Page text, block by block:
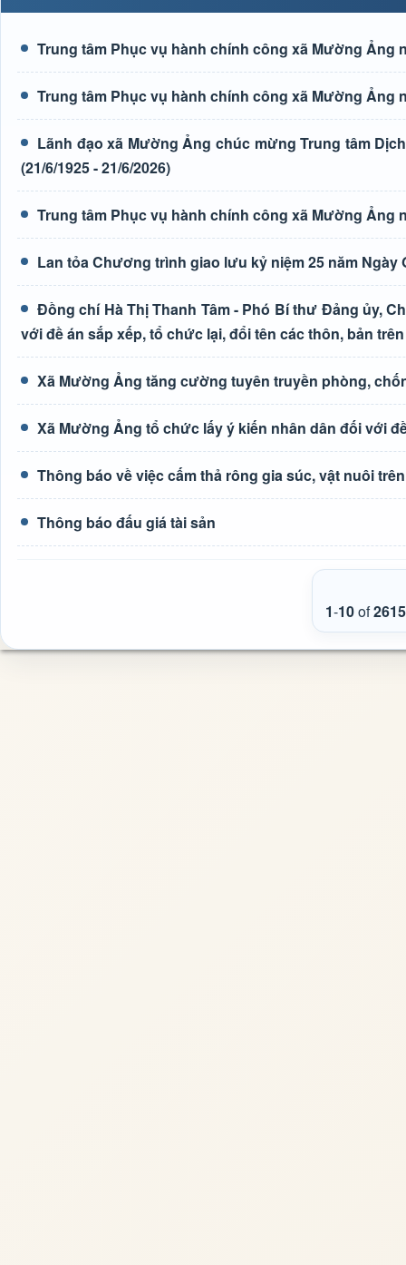
Trung tâm Phục vụ hành chính công xã Mường Ảng
Trung tâm Phục vụ hành chính công xã Mường Ảng
Lãnh đạo xã Mường Ảng chúc mừng Trung tâm
(21/6/1925 - 21/6/2026)
Trung tâm Phục vụ hành chính công xã Mường Ảng
Lan tỏa Chương trình giao lưu kỷ niệm 25 năm Ngày
Đồng chí Hà Thị Thanh Tâm - Phó Bí thư Đảng ủy,
với đề án sắp xếp, tổ chức lại, đổi tên các thôn, bản
Xã Mường Ảng tăng cường tuyên truyền phòng,
Xã Mường Ảng tổ chức lấy ý kiến nhân dân đối với
Thông báo về việc cấm thả rông gia súc, vật nuôi
Thông báo đấu giá tài sản
1-10of2615